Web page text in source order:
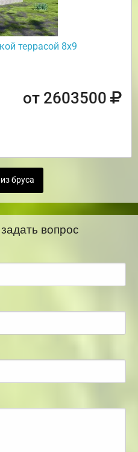
террасой 8х9
от 2603500
бруса
вопрос